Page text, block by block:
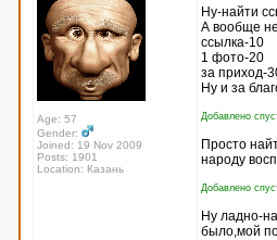
Age: 57
Gender:
Joined: 19 Nov 2009
Posts: 1901
Location: Казань
Ну-найти
А вообще
ссылка-10
1 фото-20
за приход-
Ну и за
Добавлено
Просто
народу
Добавлено
Ну ладно-
было,мой